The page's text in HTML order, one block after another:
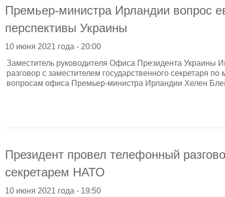
Премьер-министра Ирландии вопрос
перспективы Украины
10 июня 2021 года - 20:00
Заместитель руководителя Офиса Президента Украины
разговор с заместителем государственного секретаря
вопросам офиса Премьер-министра Ирландии Хелен
Президент провел телефонный
секретарем НАТО
10 июня 2021 года - 19:50